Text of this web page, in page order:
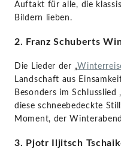
Auftakt für alle, die
Bildern lieben.
2. Franz Schuberts
Die Lieder der „
Landschaft aus
Besonders im Schlusslied
diese schneebedeckte
Moment, der
3. Pjotr Iljitsch